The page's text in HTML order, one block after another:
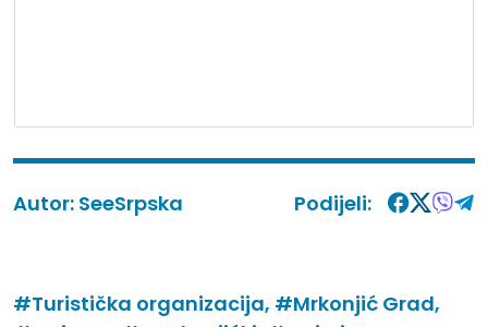
Autor: SeeSrpska Podijeli:
#Turistička organizacija, #Mrkonjić Grad,